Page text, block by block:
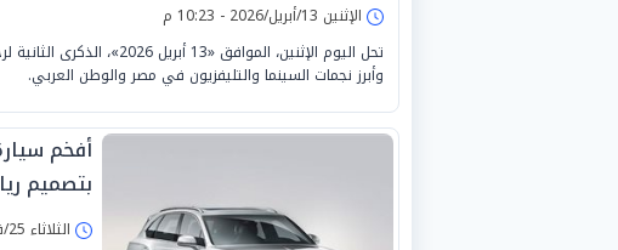
الإثنين 13/أبريل/2026 - 10:23 م
تحل اليوم الإثنين، الموافق
وأبرز نجمات السينما والتليفزيون في مصر والوطن العربي.
أفخم
بتصميم
الثلاثاء 25/فبراير/2025 - 12:30 ص